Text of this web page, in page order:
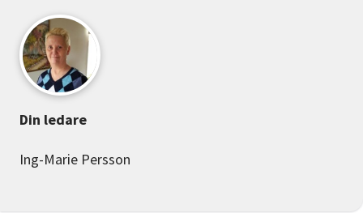
Din ledare
Ing-Marie Persson